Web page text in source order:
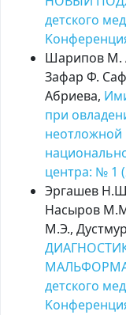
детского
Шарипов М.
Зафар Ф.
Абриева,
при
центра: № 1
Эргашев
Насыров
М.Э.,
детского